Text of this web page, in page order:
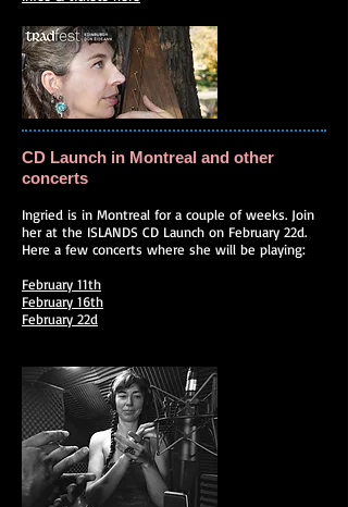
CD Launch in Montreal and other
concerts
Ingried is in Montreal for a couple of weeks. Join
her at the ISLANDS CD Launch on February 22d.
Here a few concerts where she will be playing:
February 11th
February 16th
February 22d